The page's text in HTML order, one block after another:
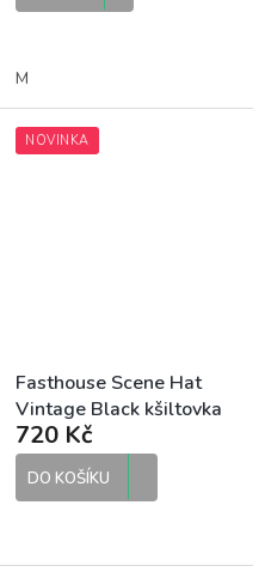
M
NOVINKA
Fasthouse Scene Hat
Vintage Black kšiltovka
720 Kč
DO KOŠÍKU